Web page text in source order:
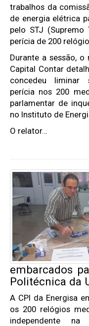
trabalhos da
de energia elétrica
pelo STJ
perícia de 200
Durante a sessão, o
Capital Contar
concedeu liminar
perícia nos 200
parlamentar de
no Instituto de
O relator…
embarcados
Politécnica da
A CPI da Energisa
os 200 relógios
independente